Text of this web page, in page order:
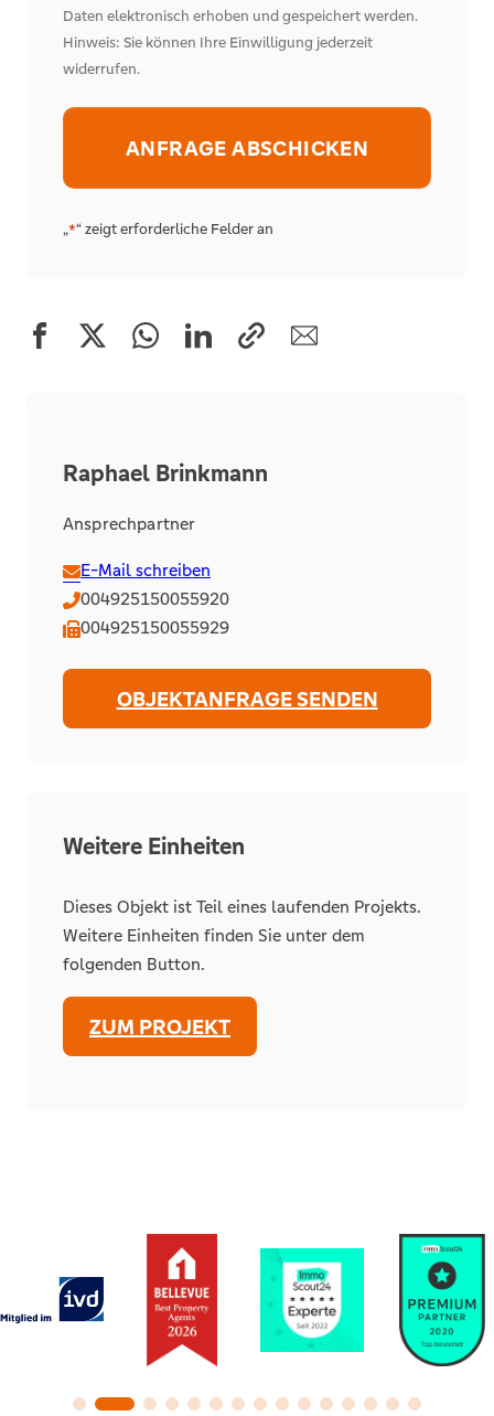
„*“ zeigt erforderliche Felder an
Daten elektronisch erhoben und gespeichert werden.
Hinweis: Sie können Ihre Einwilligung jederzeit
widerrufen.
Alternative:
Raphael Brinkmann
Ansprechpartner
E-Mail schreiben
004925150055920
004925150055929
OBJEKTANFRAGE SENDEN
Weitere Einheiten
Dieses Objekt ist Teil eines laufenden Projekts.
Weitere Einheiten finden Sie unter dem
folgenden Button.
ZUM PROJEKT